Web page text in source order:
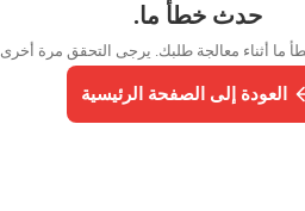
حدث خطأ ما.
ما أثناء معالجة طلبك. يرجى التحقق مرة أخرى.
العودة إلى الصفحة الرئيسية